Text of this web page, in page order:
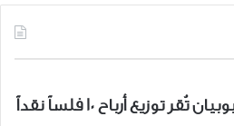
الجمعية العامة لبنك بوبيان تُقر توزيع أرباح 10 فلساً نقداً